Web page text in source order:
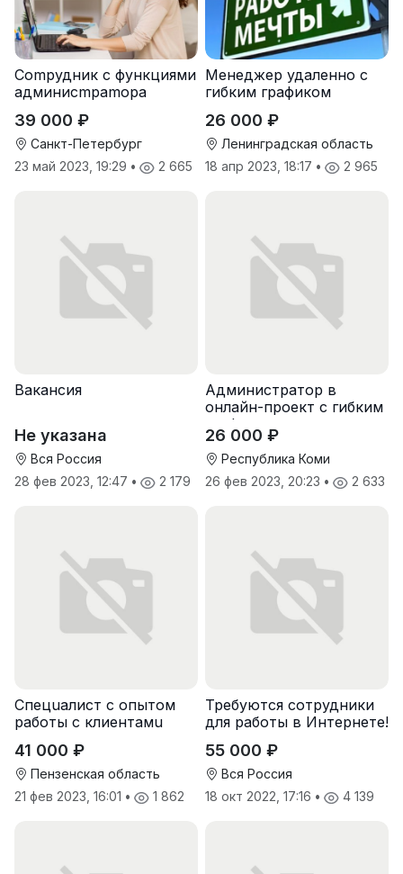
Cоmpудник с функциями
админисmраmоpа
39 000 ₽
Санкт-Петербург
23 май 2023, 19:29 • 2 665
Менеджер удаленно с
гибким графиком
26 000 ₽
Ленинградская область
18 апр 2023, 18:17 • 2 965
Вакансия
Не указана
Вся Россия
28 фев 2023, 12:47 • 2 179
Администратор в
онлайн-проект с гибким
графиком
26 000 ₽
Республика Коми
26 фев 2023, 20:23 • 2 633
Спeцuалиcт c опытoм
рaботы с клиентaмu
41 000 ₽
Пензенская область
21 фев 2023, 16:01 • 1 862
Требуются сотрудники
для работы в Интернете!
55 000 ₽
Вся Россия
18 окт 2022, 17:16 • 4 139